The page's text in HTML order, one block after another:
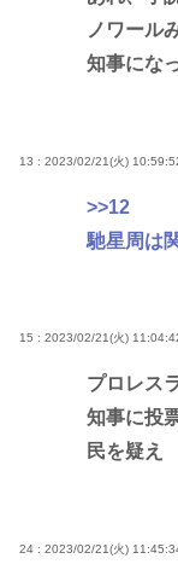
ノワール
知事にな
13 : 2023/02/21(火)
>>12
馳星周は
15 : 2023/02/21(火)
プロレス
知事に投
民を疑え
24 : 2023/02/21(火)